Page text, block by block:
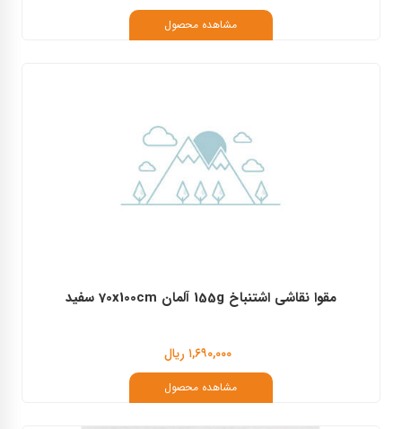
مشاهده محصول
مقوا نقاشی اشتنباخ 155g آلمان 70x100cm سفید
۱,۶۹۰,۰۰۰ ریال
مشاهده محصول